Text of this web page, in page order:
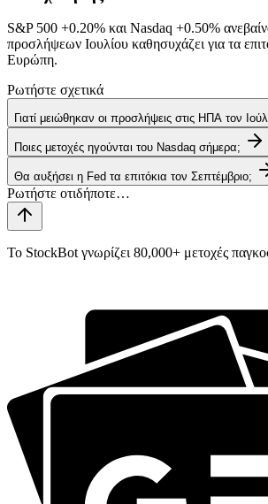
S&P 500 +0.20% και Nasdaq +0.50%
προσλήψεων Ιουλίου καθησυχάζει για τα
Ευρώπη.
Ρωτήστε σχετικά
Γιατί μειώθηκαν οι προσλήψεις στις ΗΠΑ τον
Ποιες μετοχές ηγούνται του Nasdaq σήμερα;
Θα αυξήσει η Fed τα επιτόκια τον Σεπτέμβριο;
Το StockBot γνωρίζει 80,000+ μετοχές